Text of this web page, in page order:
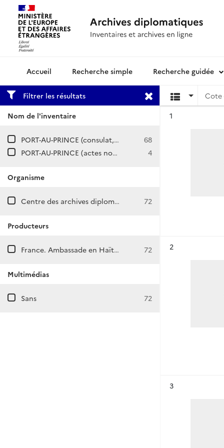
Archives diplomatiquesRecherche simple Recherche guidée
Filtrer les résultats
Nom de l'inventaire
PORT-AU-PRINCE (consulat, légation puis ambassade)
68
PORT-AU-PRINCE (actes notariés consulaires, primata)
4
Organisme
Centre des archives diplomatiques de Nantes 72
Producteurs
France. Ambassade en Haïti (Port-au-Prince) 72
Multimédias
Sans 72
Cote
1
2
3